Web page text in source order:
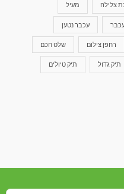
צלילה מעיל
עכבר נטען
רחפן צילום שלט חכם
תיק גדול תיק טיולים